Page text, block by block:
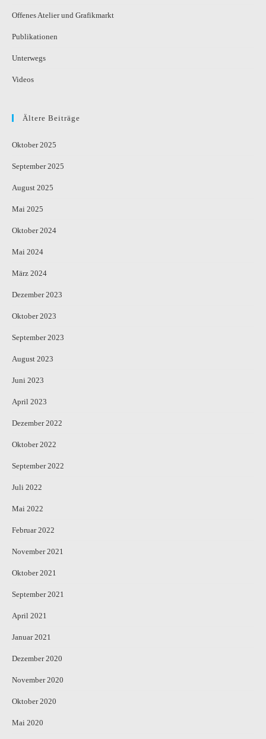
Offenes Atelier und Grafikmarkt
Publikationen
Unterwegs
Videos
Ältere Beiträge
Oktober 2025
September 2025
August 2025
Mai 2025
Oktober 2024
Mai 2024
März 2024
Dezember 2023
Oktober 2023
September 2023
August 2023
Juni 2023
April 2023
Dezember 2022
Oktober 2022
September 2022
Juli 2022
Mai 2022
Februar 2022
November 2021
Oktober 2021
September 2021
April 2021
Januar 2021
Dezember 2020
November 2020
Oktober 2020
Mai 2020